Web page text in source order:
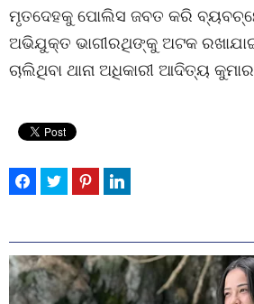
ମୃତଦେହକୁ ପୋଲିସ ଜବତ କରି
ଅଭିଯୁକ୍ତ ଭାଗୀରଥିଙ୍କୁ ଅଟକ
ଚାଲିଥିବା ଥାନା ଅଧିକାରୀ ଆଦିତ୍ୟ